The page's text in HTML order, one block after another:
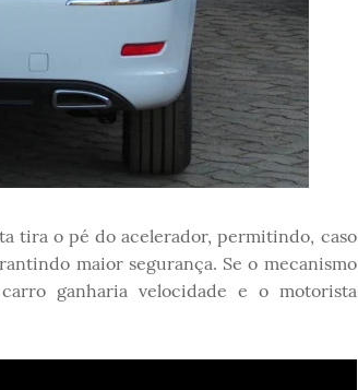
tira o pé do acelerador, permitindo, caso
maior segurança. Se o mecanismo
ganharia velocidade e o motorista